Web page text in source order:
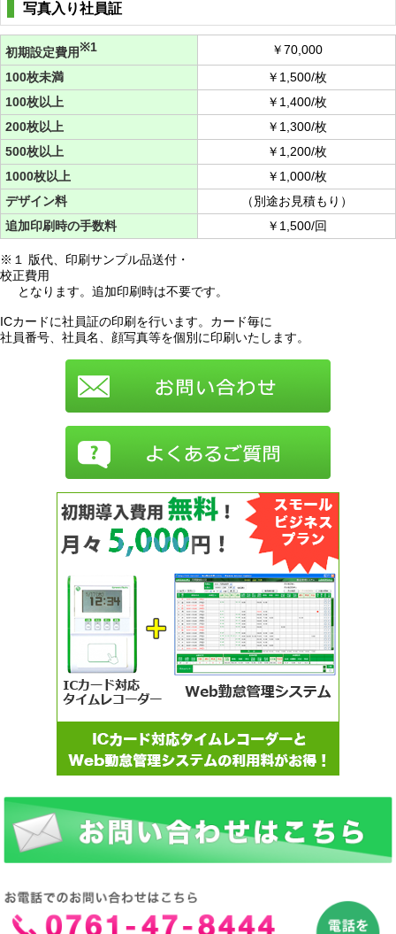
写真入り社員証
初期設定費用※1
￥70,000
100枚未満
￥1,500/枚
100枚以上
￥1,400/枚
200枚以上
￥1,300/枚
500枚以上
￥1,200/枚
1000枚以上
￥1,000/枚
デザイン料
（別途お見積もり）
追加印刷時の手数料
￥1,500/回
※１ 版代、印刷サンプル品送付・
校正費用
となります。追加印刷時は不要です。
ICカードに社員証の印刷を行います。カード毎に
社員番号、社員名、顔写真等を個別に印刷いたします。